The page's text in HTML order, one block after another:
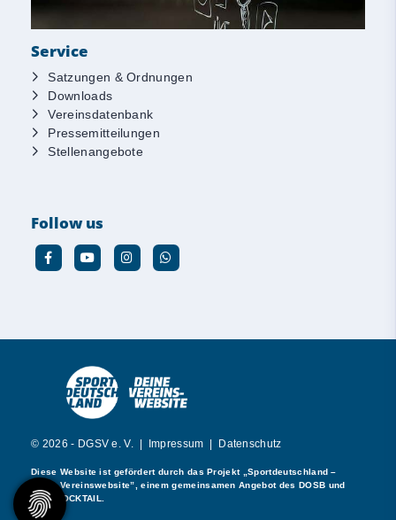
Service
Satzungen & Ordnungen
Downloads
Vereinsdatenbank
Pressemitteilungen
Stellenangebote
Follow us
© 2026 - DGSV e. V. | Impressum Datenschutz
Diese Website ist gefördert durch das Projekt
„Sportdeutschland –
Deine Vereinswebsite” , einem gemeinsamen Angebot des DOSB und
NETZCOCKTAIL.